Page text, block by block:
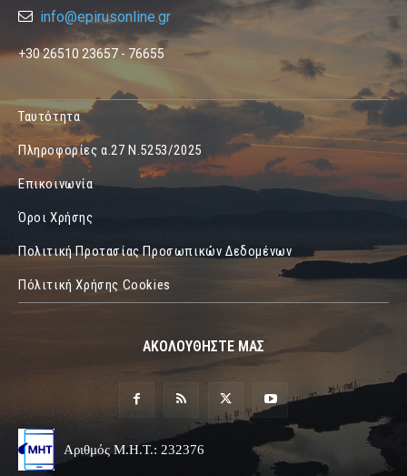
info@epirusonline.gr
+30 26510 23657 - 76655
Ταυτότητα
Πληροφορίες α.27 Ν.5253/2025
Επικοινωνία
Όροι Χρήσης
Πολιτική Προτασίας Προσωπικών Δεδομένων
Πόλιτική Χρήσης Cookies
ΑΚΟΛΟΥΘΗΣΤΕ ΜΑΣ
Αριθμός Μ.Η.Τ.: 232376